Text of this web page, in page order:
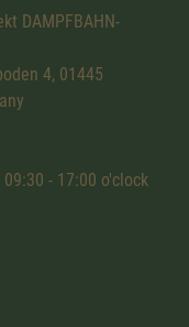
DAMPFBAHN-
4, 01445
- 17:00 o'clock